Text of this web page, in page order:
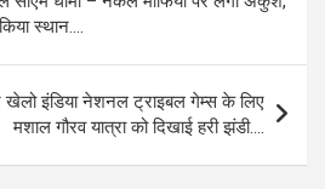
m
स्थान….
इंडिया नेशनल ट्राइबल गेम्स के लिए
मशाल गौरव यात्रा को दिखाई हरी झंडी….